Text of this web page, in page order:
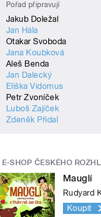
Pořad připravují
Jakub Doležal
Jan Hála
Otakar Svoboda
Jana Koubková
Aleš Benda
Jan Dalecký
Eliška Vidomus
Petr Zvoníček
Luboš Zajíček
Zdeněk Přidal
E-SHOP ČESKÉHO
Mauglí
Rudyard
Koupit